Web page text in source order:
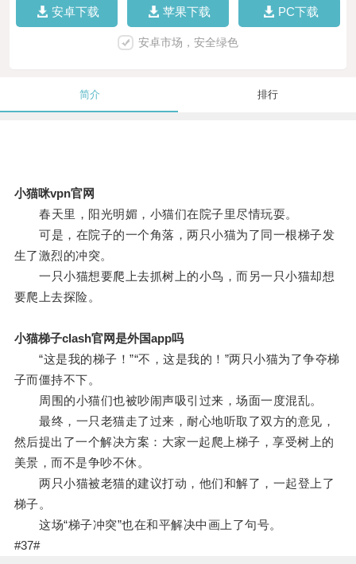
安卓下载 苹果下载 PC下载
安卓市场，安全绿色
简介 排行
小猫咪vpn官网
春天里，阳光明媚，小猫们在院子里尽情玩耍。
可是，在院子的一个角落，两只小猫为了同一根梯子发
生了激烈的冲突。
一只小猫想要爬上去抓树上的小鸟，而另一只小猫却想
要爬上去探险。
小猫梯子clash官网是外国app吗
“这是我的梯子！”“不，这是我的！”两只小猫为了争夺梯
子而僵持不下。
周围的小猫们也被吵闹声吸引过来，场面一度混乱。
最终，一只老猫走了过来，耐心地听取了双方的意见，
然后提出了一个解决方案：大家一起爬上梯子，享受树上的
美景，而不是争吵不休。
两只小猫被老猫的建议打动，他们和解了，一起登上了
梯子。
这场“梯子冲突”也在和平解决中画上了句号。
#37#